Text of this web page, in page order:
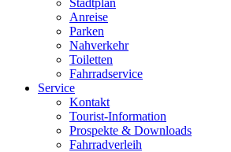
Stadtplan
Anreise
Parken
Nahverkehr
Toiletten
Fahrradservice
Service
Kontakt
Tourist-Information
Prospekte & Downloads
Fahrradverleih